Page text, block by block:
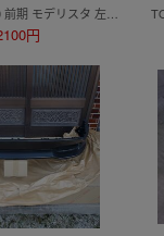
円